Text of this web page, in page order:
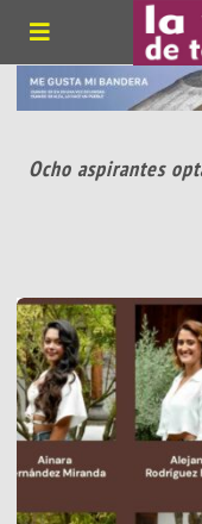
Ocho aspirantes